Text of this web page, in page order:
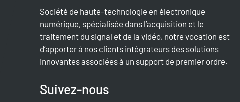
Société de haute-technologie en électronique
numérique, spécialisée dans l’acquisition et le
traitement du signal et de la vidéo, notre vocation est
d’apporter à nos clients intégrateurs des solutions
innovantes associées à un support de premier ordre.
Suivez-nous